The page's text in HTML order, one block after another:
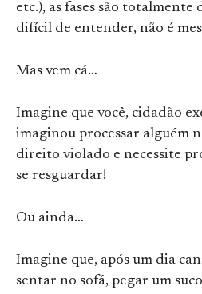
etc.), as fases são totalmente
difícil de entender, não é
Mas vem cá…
Imagine que você, cidadão
imaginou processar alguém
direito violado e necessite
se resguardar!
Ou ainda…
Imagine que, após um dia
sentar no sofá, pegar um